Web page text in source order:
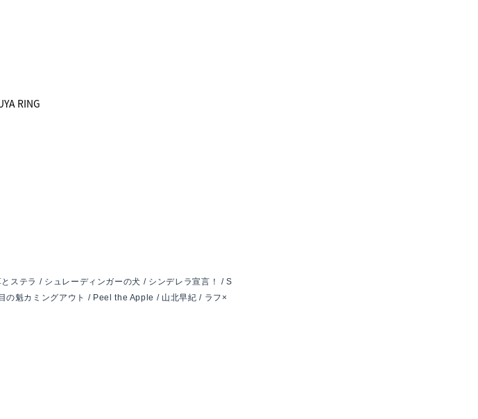
RING
ステラ / シュレーディンガーの犬 / シンデレラ宣言！ / S
魁カミングアウト / Peel the Apple / 山北早紀 / ラフ×